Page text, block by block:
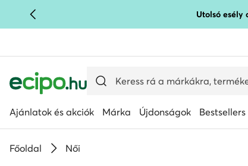
UGRÁS A FŐ TARTALOMRA Utolsó esély
Ajánlatok és akciók Márka Újdonságok Bestsellers
Főoldal Női